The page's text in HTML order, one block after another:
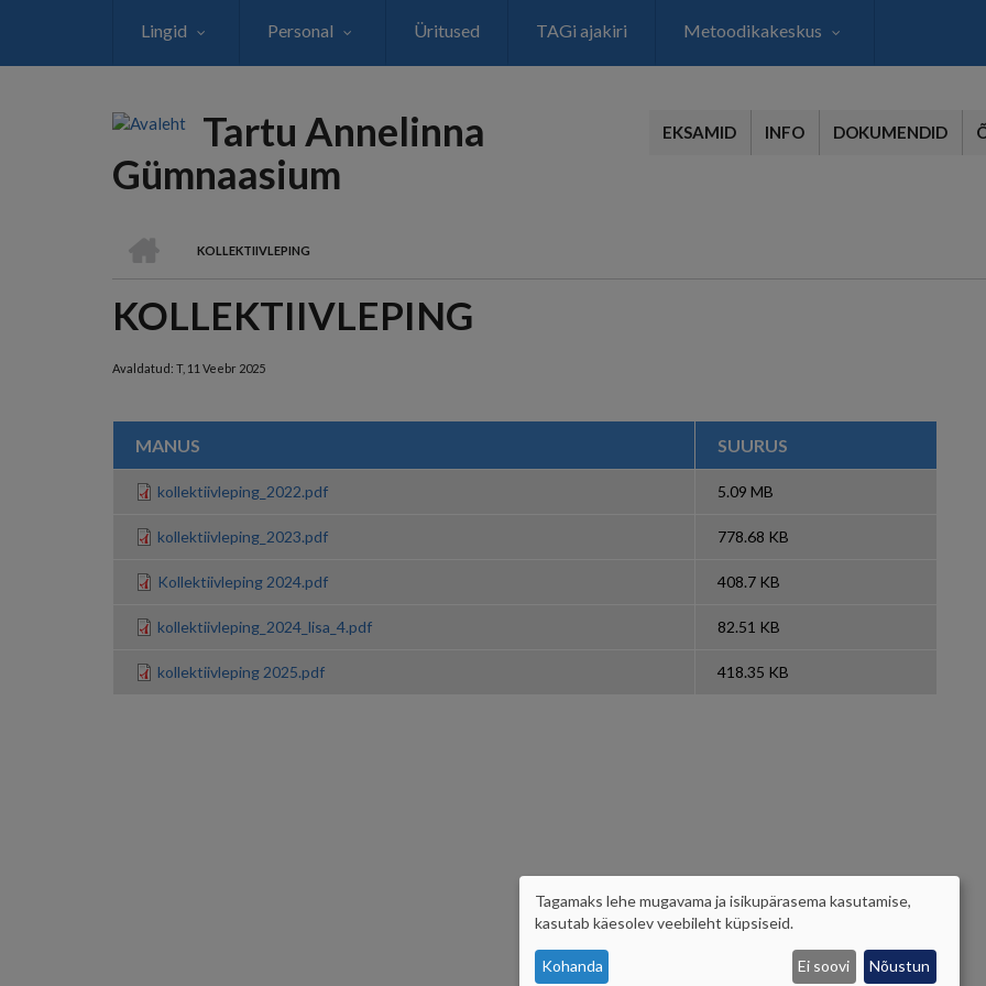
Lingid Personal Üritused TAGi ajakiri Metoodikakeskus
Tartu Annelinna
Gümnaasium
EKSAMID INFO DOKUMENDID
LEIVAPURU
KOLLEKTIIVLEPING
KOLLEKTIIVLEPING
Avaldatud: T, 11 Veebr 2025
MANUS SUURUS
kollektiivleping_2022.pdf 5.09 MB
kollektiivleping_2023.pdf 778.68 KB
Kollektiivleping 2024.pdf 408.7 KB
kollektiivleping_2024_lisa_4.pdf 82.51 KB
kollektiivleping 2025.pdf 418.35 KB
ISIKUANDMETE
JA
Tagamaks lehe mugavama ja isikupärasema kasutamise,
kasutab käesolev veebileht küpsiseid.
Kohanda Ei soovi Nõustun